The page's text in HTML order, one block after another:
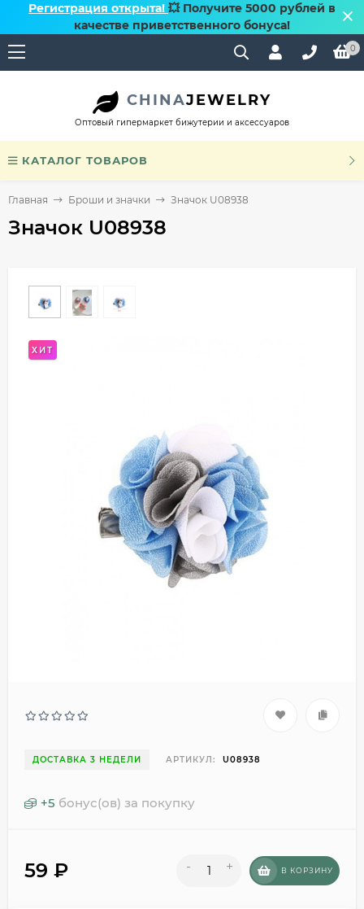
Регистрация открыта! 💥 Получите 5000 рублей в
качестве приветственного бонуса!
0
CHINAJEWELRY
Оптовый гипермаркет бижутерии и аксессуаров
КАТАЛОГ ТОВАРОВ
Главная Броши и значки Значок U08938
Значок U08938
ХИТ
ДОСТАВКА 3 НЕДЕЛИ АРТИКУЛ: U08938
+5 бонус(ов) за покупку
59 ₽ - + В КОРЗИНУ